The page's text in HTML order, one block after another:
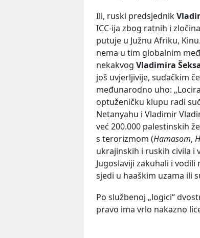
Ili, ruski predsjednik
ICC-ija zbog ratnih i
putuje u Južnu Afriku,
nema u tim globalnim
nekakvog Vladimira
još uvjerljivije, sudačkim
međunarodno uho:
optuženičku klupu radi
Netanyahu i Vladimir
već 200.000 palestinskih
s terorizmom (Hamasom,
ukrajinskih i ruskih civila i
Jugoslaviji zakuhali i
sjedi u haaškim uzama ili
Po službenoj „logici“
pravo ima vrlo nakazno